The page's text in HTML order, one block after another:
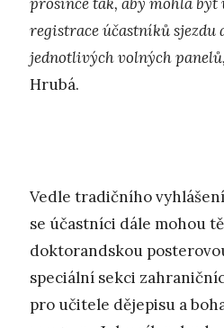
registrace účastníků sjezdu
jednotlivých volných
Hrubá.
Vedle tradičního
se účastníci dále mohou
doktorandskou
speciální sekci
pro učitele dějepisu a